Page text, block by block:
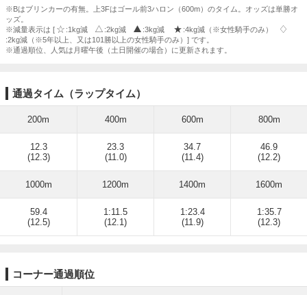
※Bはブリンカーの有無。上3Fはゴール前3ハロン（600m）のタイム。オッズは単勝オ
ッズ。
※減量表示は [
:1kg減 :2kg減 :3kg減
:4kg減（※女性騎手のみ）
:2kg減（※5年以上、又は101勝以上の女性騎手のみ）] です。
※通過順位、人気は月曜午後（土日開催の場合）に更新されます。
通過タイム（ラップタイム）
200m 400m 600m 800m
12.3
(12.3)
23.3
(11.0)
34.7
(11.4)
46.9
(12.2)
1000m 1200m 1400m 1600m
59.4
(12.5)
1:11.5
(12.1)
1:23.4
(11.9)
1:35.7
(12.3)
コーナー通過順位